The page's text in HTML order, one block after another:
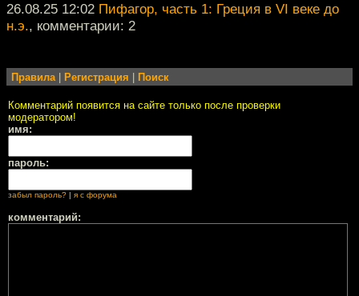
26.08.25 12:02 Пифагор, часть 1: Греция в VI веке до
н.э., комментарии: 2
Правила| Регистрация Поиск
Комментарий появится на сайте только после проверки
модератором!
имя:
пароль:
забыл пароль? я с форума
комментарий: